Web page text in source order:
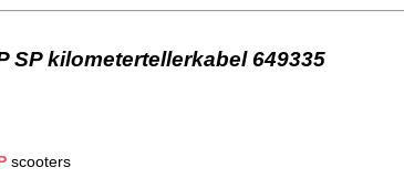
SP kilometertellerkabel 649335
scooters